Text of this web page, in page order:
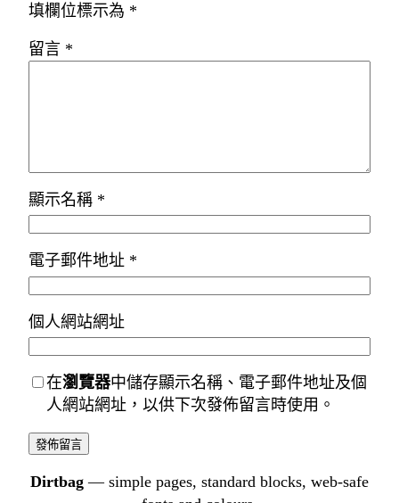
填欄位標示為 *
留言 *
顯示名稱 *
電子郵件地址 *
個人網站網址
在瀏覽器中儲存顯示名稱、電子郵件地址及個
人網站網址，以供下次發佈留言時使用。
Dirtbag — simple pages, standard blocks, web-safe